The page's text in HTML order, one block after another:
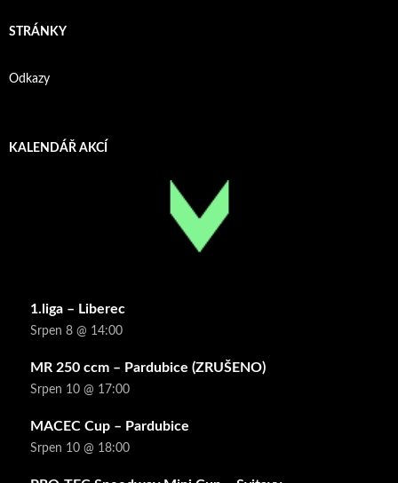
STRÁNKY
Odkazy
KALENDÁŘ AKCÍ
1.liga – Liberec
Srpen 8 @ 14:00
MR 250 ccm – Pardubice (ZRUŠENO)
Srpen 10 @ 17:00
MACEC Cup – Pardubice
Srpen 10 @ 18:00